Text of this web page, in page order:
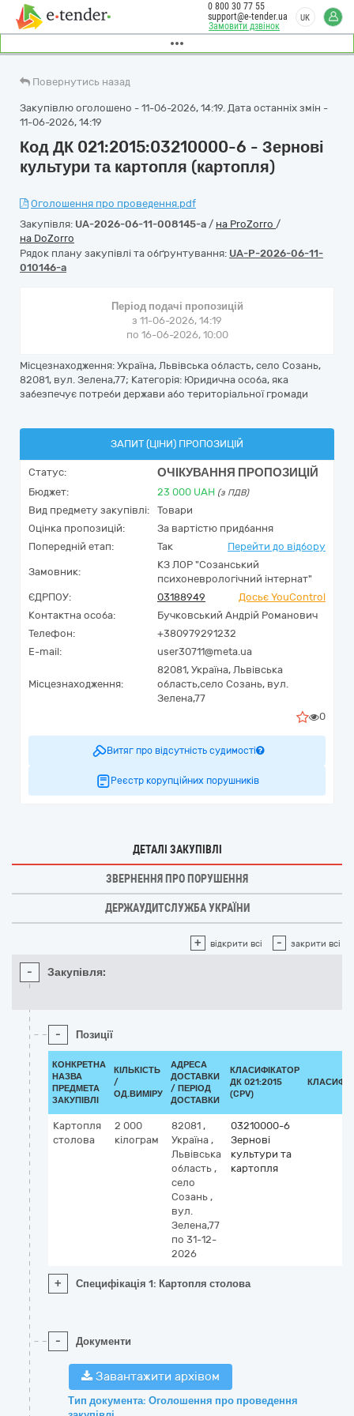
Замовити дзвінок
0 800 30 77 55
support@e-tender.ua
UK
Повернутись назад
Закупівлю оголошено - 11-06-2026, 14:19. Дата останніх змін -
11-06-2026, 14:19
Код ДК 021:2015:03210000-6 - Зернові
культури та картопля (картопля)
Оголошення про проведення.pdf
Закупівля: UA-2026-06-11-008145-a / на ProZorro /
на DoZorro
Рядок плану закупівлі та обґрунтування: UA-P-2026-06-11-
010146-a
Період подачі пропозицій
з 11-06-2026, 14:19
по 16-06-2026, 10:00
Місцезнаходження: Україна, Львівська область, село Созань,
82081, вул. Зелена,77; Категорія: Юридична особа, яка
забезпечує потреби держави або територіальної громади
ЗАПИТ (ЦІНИ) ПРОПОЗИЦІЙ
Статус: ОЧІКУВАННЯ ПРОПОЗИЦІЙ
Бюджет: 23 000 UAH (з ПДВ)
Вид предмету закупівлі:
Товари
Оцінка пропозицій:
За вартістю придбання
Попередній етап:
Так Перейти до відбору
Замовник:
КЗ ЛОР "Созанський
психоневрологічний інтернат"
ЄДРПОУ:
03188949
Досьє YouControl
Контактна особа:
Бучковський Андрій Романович
Телефон:
+380979291232
E-mail:
user30711@meta.ua
Місцезнаходження:
82081, Україна, Львівська
область,село Созань, вул.
Зелена,77
0
Витяг про відсутність судимості
Реєстр корупційних порушників
ДЕТАЛІ ЗАКУПІВЛІ
ЗВЕРНЕННЯ ПРО ПОРУШЕННЯ
ДЕРЖАУДИТСЛУЖБА УКРАЇНИ
+ відкрити всі - закрити всі
- Закупівля:
- Позиції
КОНКРЕТНА
НАЗВА
ПРЕДМЕТА
ЗАКУПІВЛІ
КІЛЬКІСТЬ
/
ОД.ВИМІРУ
АДРЕСА
ДОСТАВКИ
/ ПЕРІОД
ДОСТАВКИ
КЛАСИФІКАТОР
ДК 021:2015
(CPV)
Картопля
столова
2 000
кілограм
82081 ,
Україна ,
Львівська
область ,
село
Созань ,
вул.
Зелена,77
по 31-12-
2026
03210000-6
Зернові
культури та
картопля
+ Специфікація 1: Картопля столова
- Документи
Завантажити архівом
Тип документа: Оголошення про проведення